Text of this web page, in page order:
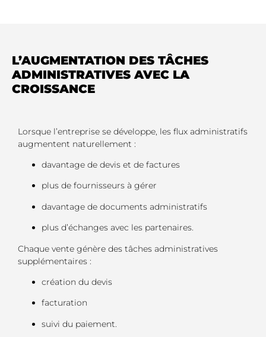
L’AUGMENTATION DES TÂCHES
ADMINISTRATIVES AVEC LA
CROISSANCE
Lorsque l’entreprise se développe, les flux administratifs
augmentent naturellement :
davantage de devis et de factures
plus de fournisseurs à gérer
davantage de documents administratifs
plus d’échanges avec les partenaires.
Chaque vente génère des tâches administratives
supplémentaires :
création du devis
facturation
suivi du paiement.